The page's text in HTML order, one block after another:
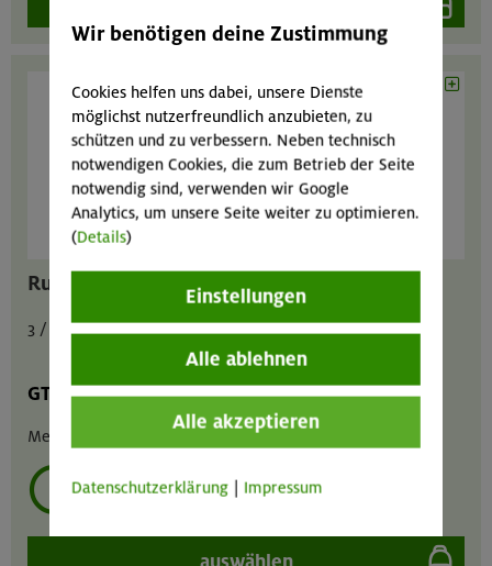
Rucksack universal Brimer 32 Liter
3 / 1,5 / 6 € pro Tag
GT MA GIL
Menge :
mehrmals ausleihen?
Wir benötigen deine Zustimmung
Cookies helfen uns dabei, unsere Dienste
möglichst nutzerfreundlich anzubieten, zu
schützen und zu verbessern. Neben technisch
notwendigen Cookies, die zum Betrieb der Seite
notwendig sind, verwenden wir Google
Analytics, um unsere Seite weiter zu optimieren.
(Details)
Einstellungen
Alle ablehnen
Alle akzeptieren
Datenschutzerklärung Impressum